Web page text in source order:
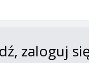
zaloguj